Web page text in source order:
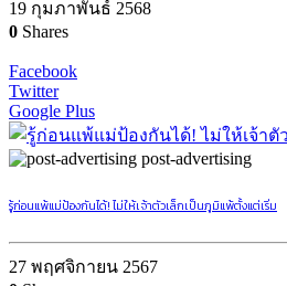
19 กุมภาพันธ์ 2568
0 Shares
Facebook
Twitter
Google Plus
post-advertising
รู้ก่อนแพ้แม่ป้องกันได้! ไม่ให้เจ้าตัวเล็กเป็นภูมิแพ้ตั้งแต่เริ่ม
27 พฤศจิกายน 2567